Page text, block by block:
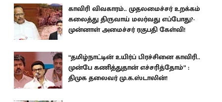
காவிரி விவகாரம்.. முதலமைச்சர் உறக்கம்
கலைத்து திருவாய் மலர்வது எப்போது?-
முன்னாள் அமைச்சர் ரகுபதி கேள்வி!
“தமிழ்நாட்டின் உயிர்ப் பிரச்சினை காவிரி..
முன்பே கணித்துதான் எச்சரித்தோம்” :
திமுக தலைவர் மு.க.ஸ்டாலின்!